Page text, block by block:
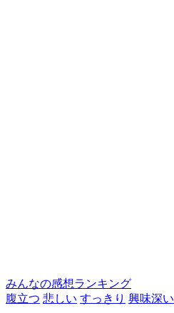
みんなの感想ランキング
腹立つ 悲しい すっきり 興味深い